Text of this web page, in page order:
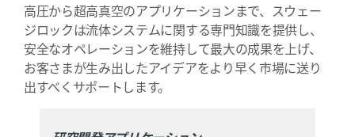
高圧から超高真空のアプリケーションまで、スウェー
ジロックは流体システムに関する専門知識を提供し、
安全なオペレーションを維持して最大の成果を上げ、
お客さまが生み出したアイデアをより早く市場に送り
出すべくサポートします。